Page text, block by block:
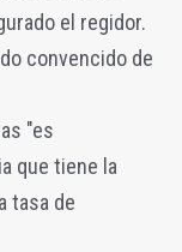
el regidor.
convencido de
"es
que tiene la
tasa de